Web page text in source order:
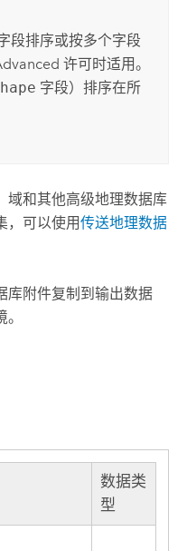
段排序或按多个字段
许可时适用。
字段）排序在所
域和其他高级地理数据库
，可以使用传送地理数据
库附件复制到输出数据
数据类
型